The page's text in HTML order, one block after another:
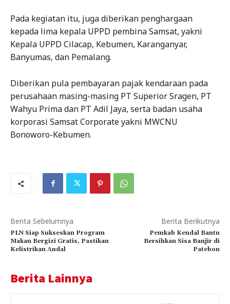
Pada kegiatan itu, juga diberikan penghargaan
kepada lima kepala UPPD pembina Samsat, yakni
Kepala UPPD Cilacap, Kebumen, Karanganyar,
Banyumas, dan Pemalang.
Diberikan pula pembayaran pajak kendaraan pada
perusahaan masing-masing PT Superior Sragen, PT
Wahyu Prima dan PT Adil Jaya, serta badan usaha
korporasi Samsat Corporate yakni MWCNU
Bonoworo-Kebumen.
Berita Sebelumnya
PLN Siap Sukseskan Program
Makan Bergizi Gratis, Pastikan
Kelistrikan Andal
Berita Berikutnya
Pemkab Kendal Bantu
Bersihkan Sisa Banjir di
Patebon
Berita Lainnya